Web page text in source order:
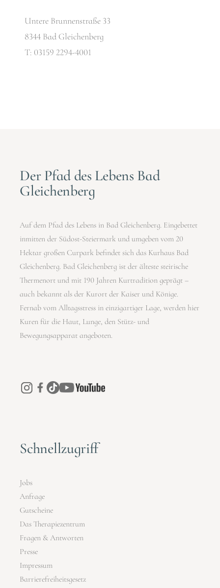
Untere Brunnenstraße 33
8344 Bad Gleichenberg
T: 03159 2294-4001
Der Pfad des Lebens Bad
Gleichenberg
Auf dem Pfad des Lebens in Bad Gleichenberg. Eingebettet
inmitten der Südost-Steiermark und umgeben vom 20
Hektar großen Curpark befindet sich das Kurhaus Bad
Gleichenberg. Bad Gleichenberg ist der älteste steirische
Thermenort und mit 190 Jahren Kurtradition geprägt –
auch bekannt als der Kurort der Kaiser und Könige.
Fernab vom Alltagsstress in einzigartiger Lage, werden hier
Kuren für die Haut, Lunge, den Stütz- und
Bewegungsapparat angeboten.
Schnellzugriff
Jobs
Anfrage
Gutscheine
Das Therapiezentrum
Fragen & Antworten
Presse
Impressum
Barrierefreiheitsgesetz